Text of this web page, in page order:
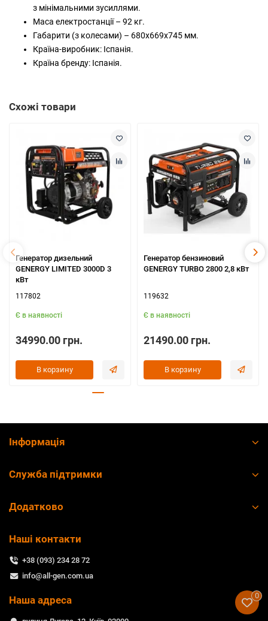
з мінімальними зусиллями.
Маса електростанції – 92 кг.
Габарити (з колесами) – 680х669х745 мм.
Країна-виробник: Іспанія.
Країна бренду: Іспанія.
Схожі товари
Генератор дизельний
GENERGY LIMITED 3000D 3
кВт
117802
Є в наявності
34990.00 грн.
В корзину
Генератор бензиновий
GENERGY TURBO 2800 2,8 кВт
119632
Є в наявності
21490.00 грн.
В корзину
Інформація
Служба підтримки
Додатково
Наші контакти
+38 (093) 234 28 72
info@all-gen.com.ua
Наша адреса 0